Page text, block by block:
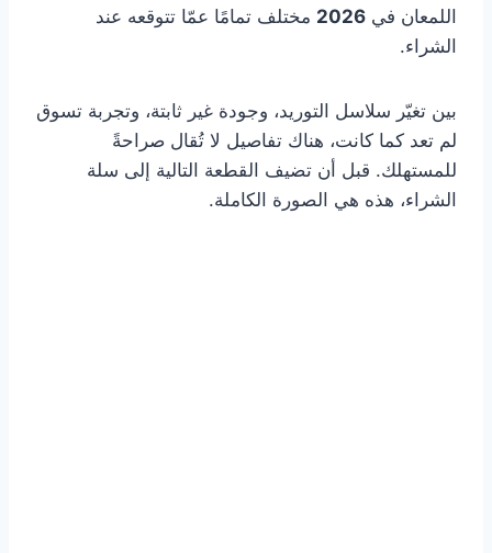
اللمعان في 2026 مختلف تمامًا عمّا تتوقعه عند
الشراء.
بين تغيّر سلاسل التوريد، وجودة غير ثابتة، وتجربة تسوق
لم تعد كما كانت، هناك تفاصيل لا تُقال صراحةً
للمستهلك. قبل أن تضيف القطعة التالية إلى سلة
الشراء، هذه هي الصورة الكاملة.